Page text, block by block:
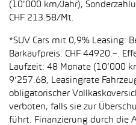
(10'000 km/Jahr),
CHF 213.58/Mt.
*SUV Cars mit 0,9% Leasing:
Barkaufpreis: CHF 44920.–.
Laufzeit: 48 Monate (10’000
9’257.68, Leasingrate
obligatorischer
verboten, falls sie zur
führt. Finanzierung durch die